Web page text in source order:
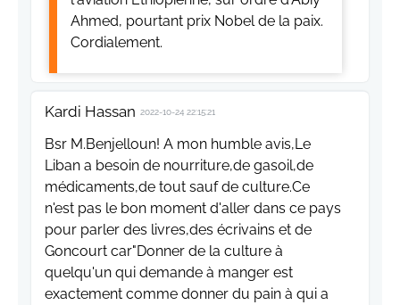
Ahmed, pourtant prix Nobel de la paix.
Cordialement.
Kardi Hassan 2022-10-24 22:15:21
Bsr M.Benjelloun! A mon humble avis,Le
Liban a besoin de nourriture,de gasoil,de
médicaments,de tout sauf de culture.Ce
n'est pas le bon moment d'aller dans ce pays
pour parler des livres,des écrivains et de
Goncourt car"Donner de la culture à
quelqu'un qui demande à manger est
exactement comme donner du pain à qui a